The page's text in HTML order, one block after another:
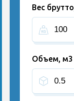
Вес
Объем, м3